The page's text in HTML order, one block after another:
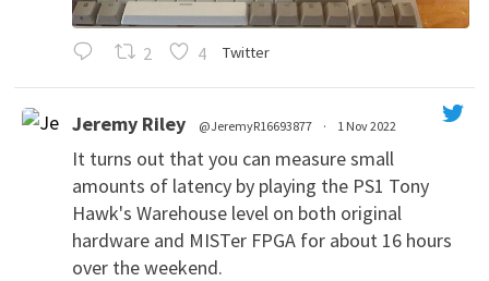
2 4 Twitter
Jeremy Riley @JeremyR16693877 · 1 Nov 2022
It turns out that you can measure small
amounts of latency by playing the PS1 Tony
Hawk's Warehouse level on both original
hardware and MISTer FPGA for about 16 hours
over the weekend.